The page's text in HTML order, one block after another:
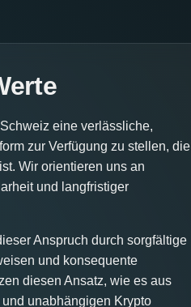
eine verlässliche,
zur Verfügung zu stellen, die
Wir orientieren uns an
und langfristiger
Anspruch durch sorgfältige
und konsequente
diesen Ansatz, wie es aus
unabhängigen Krypto